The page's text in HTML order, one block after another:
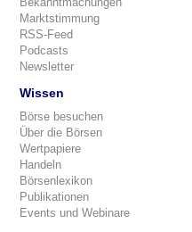
Marktstimmung
RSS-Feed
Podcasts
Newsletter
Wissen
Börse besuchen
Über die Börsen
Wertpapiere
Handeln
Börsenlexikon
Publikationen
Events und Webinare